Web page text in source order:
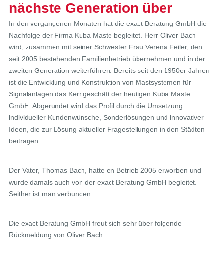
nächste Generation über
In den vergangenen Monaten hat die exact Beratung GmbH die
Nachfolge der Firma Kuba Maste begleitet. Herr Oliver Bach
wird, zusammen mit seiner Schwester Frau Verena Feiler, den
seit 2005 bestehenden Familienbetrieb übernehmen und in der
zweiten Generation weiterführen. Bereits seit den 1950er Jahren
ist die Entwicklung und Konstruktion von Mastsystemen für
Signalanlagen das Kerngeschäft der heutigen Kuba Maste
GmbH. Abgerundet wird das Profil durch die Umsetzung
individueller Kundenwünsche, Sonderlösungen und innovativer
Ideen, die zur Lösung aktueller Fragestellungen in den Städten
beitragen.
Der Vater, Thomas Bach, hatte en Betrieb 2005 erworben und
wurde damals auch von der exact Beratung GmbH begleitet.
Seither ist man verbunden.
Die exact Beratung GmbH freut sich sehr über folgende
Rückmeldung von Oliver Bach: